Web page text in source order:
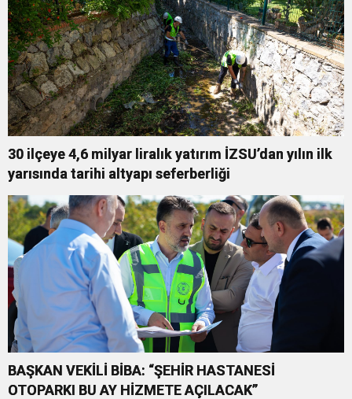
30 ilçeye 4,6 milyar liralık yatırım İZSU’dan yılın ilk
yarısında tarihi altyapı seferberliği
BAŞKAN VEKİLİ BİBA: “ŞEHİR HASTANESİ
OTOPARKI BU AY HİZMETE AÇILACAK”